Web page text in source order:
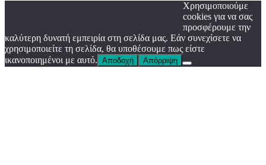
Χρησιμοποιούμε
cookies για να σας
προσφέρουμε την
καλύτερη δυνατή εμπειρία στη σελίδα μας. Εάν συνεχίσετε να
χρησιμοποιείτε τη σελίδα, θα υποθέσουμε πως είστε
ικανοποιημένοι με αυτό. Αποδοχή Απόρριψη